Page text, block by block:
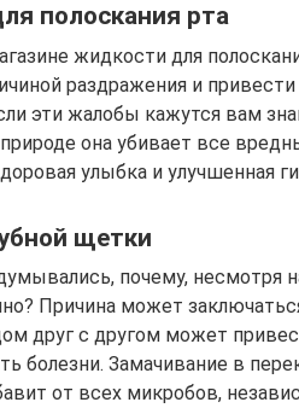
полоскания рта
жидкости для
раздражения и
эти жалобы кажутся вам
она убивает все
улыбка и улучшенная
щетки
почему, несмотря
Причина может
друг с другом может
болезни. Замачивание в
от всех микробов,